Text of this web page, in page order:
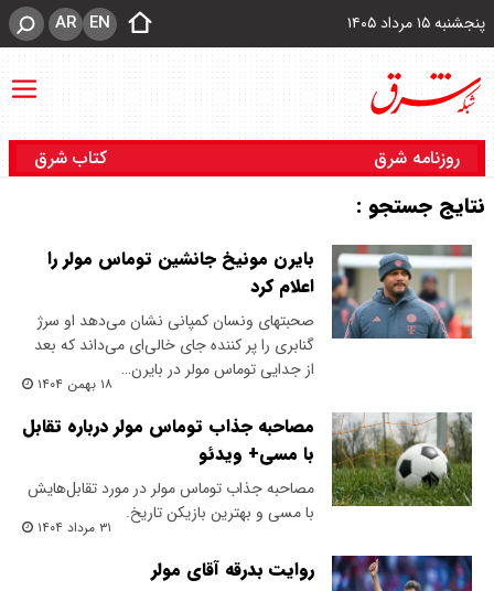
پنجشنبه ۱۵ مرداد ۱۴۰۵ EN
AR
روزنامه شرق کتاب شرق
نتایج جستجو :
بایرن مونیخ جانشین توماس مولر را
اعلام کرد
صحبتهای ونسان کمپانی نشان می‌دهد او سرژ
گنابری را پر کننده جای خالی‌ای می‌داند که بعد
از جدایی توماس مولر در بایرن…
۱۸ بهمن ۱۴۰۴
مصاحبه جذاب توماس مولر درباره تقابل
با مسی+ ویدئو
مصاحبه جذاب توماس مولر در مورد تقابل‌هایش
با مسی و بهترین بازیکن تاریخ.
۳۱ مرداد ۱۴۰۴
روایت بدرقه آقای مولر